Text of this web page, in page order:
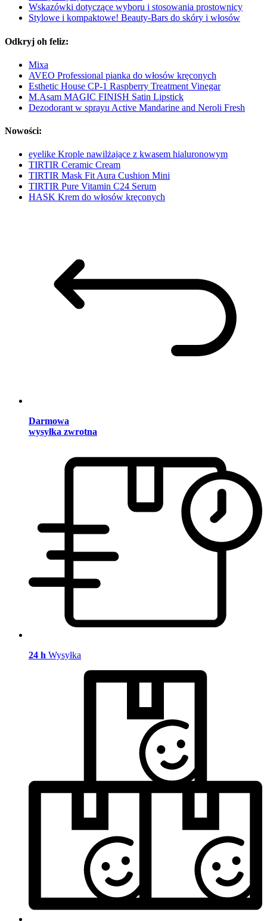
Wskazówki dotyczące wyboru i stosowania prostownicy
Stylowe i kompaktowe! Beauty-Bars do skóry i włosów
Odkryj oh feliz:
Mixa
AVEO Professional pianka do włosów kręconych
Esthetic House CP-1 Raspberry Treatment Vinegar
M.Asam MAGIC FINISH Satin Lipstick
Dezodorant w sprayu Active Mandarine and Neroli Fresh
Nowości:
eyelike Krople nawilżające z kwasem hialuronowym
TIRTIR Ceramic Cream
TIRTIR Mask Fit Aura Cushion Mini
TIRTIR Pure Vitamin C24 Serum
HASK Krem do włosów kręconych
Darmowa
wysyłka zwrotna
24 h Wysyłka